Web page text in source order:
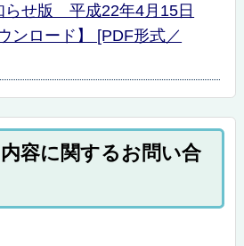
せ版 平成22年4月15日
ロード】 [PDF形式／
容に関するお問い合